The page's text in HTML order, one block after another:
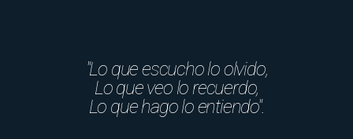
"Lo que escucho lo olvido,
Lo que veo lo recuerdo,
Lo que hago lo entiendo".